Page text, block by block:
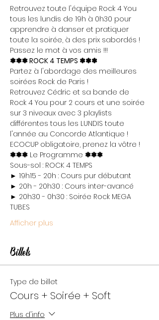
Retrouvez toute l'équipe Rock 4 You
tous les lundis de 19h à 0h30 pour
apprendre à danser et pratiquer
toute la soirée, à des prix sabordés !
Passez le mot à vos amis !!!
❃❃❃ ROCK 4 TEMPS ❃❃❃
Partez à l'abordage des meilleures
soirées Rock de Paris !
Retrouvez Cédric et sa bande de
Rock 4 You pour 2 cours et une soirée
sur 3 niveaux avec 3 playlists
différentes tous les LUNDIS toute
l'année au Concorde Atlantique !
ECOCUP obligatoire, prenez la vôtre !
❃❃❃ Le Programme ❃❃❃
Sous-sol : ROCK 4 TEMPS
► 19h15 - 20h : Cours pur débutant
► 20h - 20h30 : Cours inter-avancé
► 20h30 - 0h30 : Soirée Rock MEGA
TUBES
Afficher plus
Billets
Type de billet
Cours + Soirée + Soft
Plus d'info